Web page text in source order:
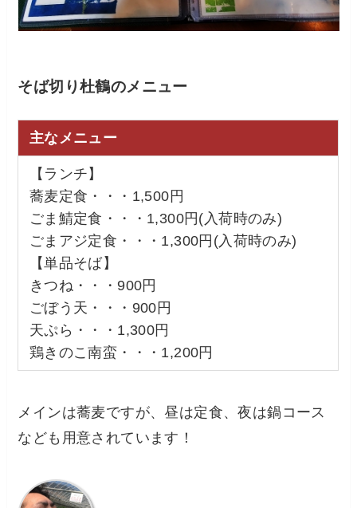
そば切り杜鶴のメニュー
主なメニュー
【ランチ】
蕎麦定食・・・1,500円
ごま鯖定食・・・1,300円(入荷時のみ)
ごまアジ定食・・・1,300円(入荷時のみ)
【単品そば】
きつね・・・900円
ごぼう天・・・900円
天ぷら・・・1,300円
鶏きのこ南蛮・・・1,200円
メインは蕎麦ですが、昼は定食、夜は鍋コース
なども用意されています！